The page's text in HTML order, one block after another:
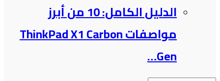
الدليل الكامل: 10 من أبرز
مواصفات ThinkPad X1 Carbon
Gen…